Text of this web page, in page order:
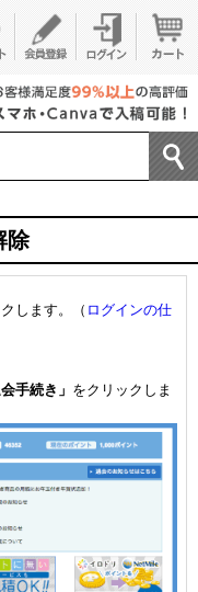
除
します。（ ログインの仕
会手続き」 をクリックしま